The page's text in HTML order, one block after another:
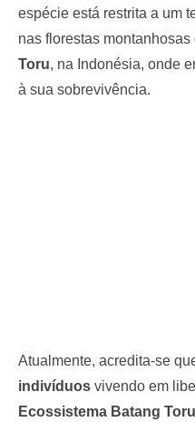
espécie está restrita a um
nas florestas montanhosas
Toru, na Indonésia, onde
à sua sobrevivência.
Atualmente, acredita-se
indivíduos vivendo em
Ecossistema Batang Toru